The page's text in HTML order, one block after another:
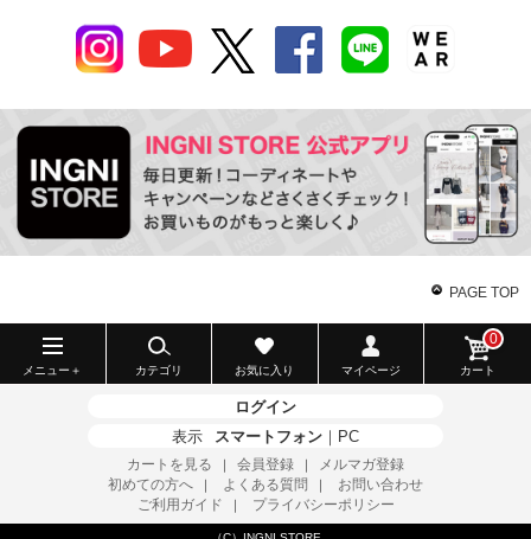
PAGE TOP
メニュー＋ カテゴリ お気に入り マイページ カート
0
ログイン
表示
スマートフォン ｜ PC
カートを見る ｜ 会員登録 ｜
メルマガ登録
初めての方へ
｜ よくある質問 ｜
お問い合わせ
ご利用ガイド
プライバシーポリシー